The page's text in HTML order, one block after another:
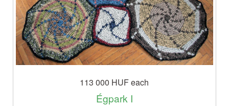
113 000 HUFeach
Égpark I